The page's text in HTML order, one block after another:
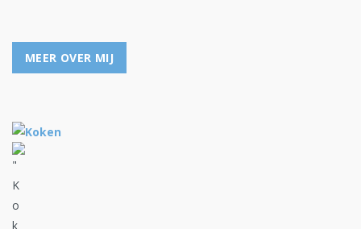
MEER OVER MIJ